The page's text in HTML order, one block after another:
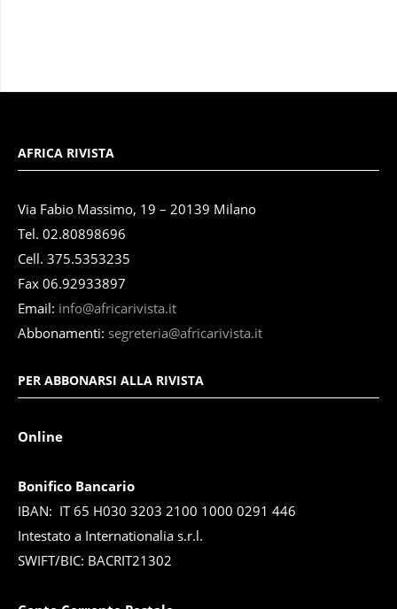
AFRICA RIVISTA
Via Fabio Massimo, 19 – 20139 Milano
Tel. 02.80898696
Cell. 375.5353235
Fax 06.92933897
Email: info@africarivista.it
Abbonamenti: segreteria@africarivista.it
PER ABBONARSI ALLA RIVISTA
Online
Bonifico Bancario
IBAN: IT 65 H030 3203 2100 1000 0291 446
Intestato a Internationalia s.r.l.
SWIFT/BIC: BACRIT21302